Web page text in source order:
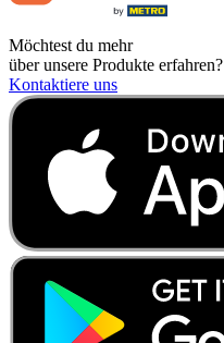
Möchtest du mehr
über unsere Produkte erfahren?
Kontaktiere uns